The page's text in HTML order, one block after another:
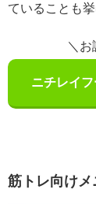
ていることも挙
＼お
ニチレイ
筋トレ向けメ